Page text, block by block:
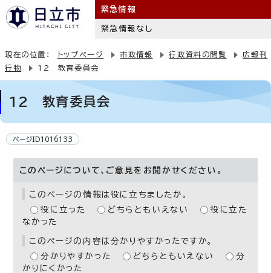
緊急情報
緊急情報なし
現在の位置： トップページ 市政情報 行政資料の閲覧
広報刊
行物
12 教育委員会
12 教育委員会
ページID1016133
このページについて、ご意見をお聞かせください。
このページの情報は役に立ちましたか。
役に立った
どちらともいえない
役に立た
なかった
このページの内容は分かりやすかったですか。
分かりやすかった
どちらともいえない
分
かりにくかった